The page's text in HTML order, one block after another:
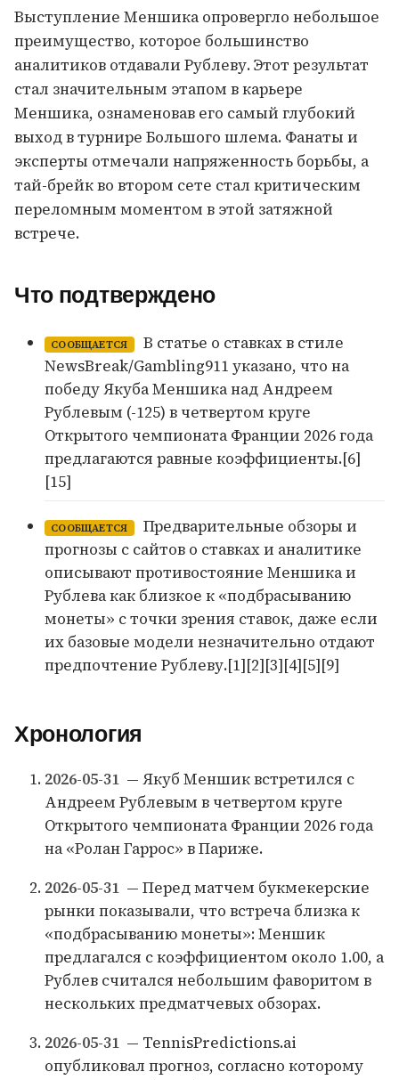
Выступление Меншика опровергло небольшое
преимущество, которое большинство
аналитиков отдавали Рублеву. Этот результат
стал значительным этапом в карьере
Меншика, ознаменовав его самый глубокий
выход в турнире Большого шлема. Фанаты и
эксперты отмечали напряженность борьбы, а
тай-брейк во втором сете стал критическим
переломным моментом в этой затяжной
встрече.
Что подтверждено
СООБЩАЕТСЯ
В статье о ставках в стиле
NewsBreak/Gambling911 указано, что на
победу Якуба Меншика над Андреем
Рублевым (-125) в четвертом круге
Открытого чемпионата Франции 2026 года
предлагаются равные коэффициенты.[6]
[15]
СООБЩАЕТСЯ
Предварительные обзоры и
прогнозы с сайтов о ставках и аналитике
описывают противостояние Меншика и
Рублева как близкое к «подбрасыванию
монеты» с точки зрения ставок, даже если
их базовые модели незначительно отдают
предпочтение Рублеву.[1][2][3][4][5][9]
Хронология
2026-05-31 — Якуб Меншик встретился с
Андреем Рублевым в четвертом круге
Открытого чемпионата Франции 2026 года
на «Ролан Гаррос» в Париже.
2026-05-31 — Перед матчем букмекерские
рынки показывали, что встреча близка к
«подбрасыванию монеты»: Меншик
предлагался с коэффициентом около 1.00, а
Рублев считался небольшим фаворитом в
нескольких предматчевых обзорах.
2026-05-31 — TennisPredictions.ai
опубликовал прогноз, согласно которому